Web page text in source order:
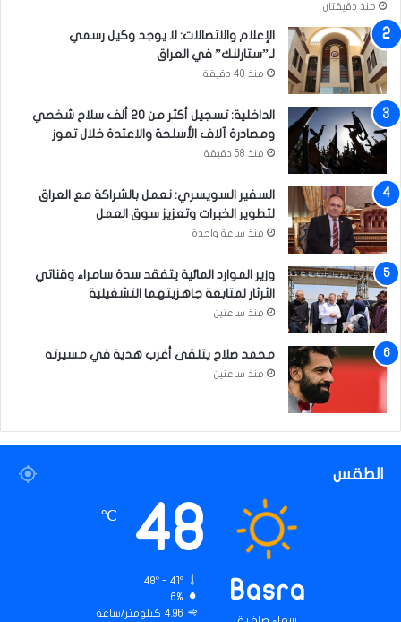
و
م
ت
ر
ي
ة
"
ب
ن
ا
ل
ن
ا
خ
ب
ي
ن
منذ دقيقتان
الإعلام والاتصالات: لا يوجد وكيل رسمي
لـ”ستارلنك” في العراق
منذ 40 دقيقة
الداخلية: تسجيل أكثر من 20 ألف سلاح شخصي
ومصادرة آلاف الأسلحة والاعتدة خلال تموز
منذ 58 دقيقة
السفير السويسري: نعمل بالشراكة مع العراق
لتطوير الخبرات وتعزيز سوق العمل
منذ ساعة واحدة
وزير الموارد المائية يتفقد سدة سامراء وقناتي
الثرثار لمتابعة جاهزيتهما التشغيلية
منذ ساعتين
محمد صلاح يتلقى أغرب هدية في مسيرته
منذ ساعتين
الطقس
Basra
48
℃
48º - 41º
6%
4.96 كيلومتر/ساعة